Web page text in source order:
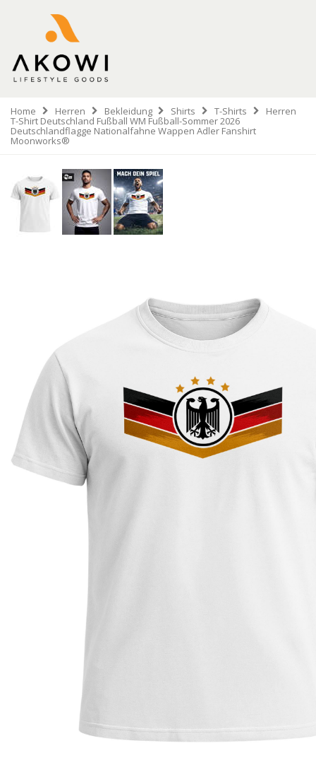
Home Herren Bekleidung Shirts T-Shirts Herren
T-Shirt Deutschland Fußball WM Fußball-Sommer 2026
Deutschlandflagge Nationalfahne Wappen Adler Fanshirt
Moonworks®